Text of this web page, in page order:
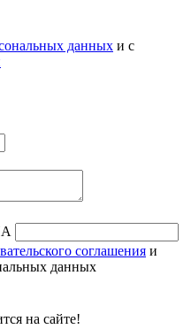
данных и с
соглашения и
данных
на сайте!